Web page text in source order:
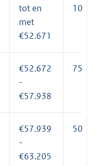
tot en
met
€52.671
100%
€52.672
-
€57.938
75%
€57.939
-
€63.205
50%